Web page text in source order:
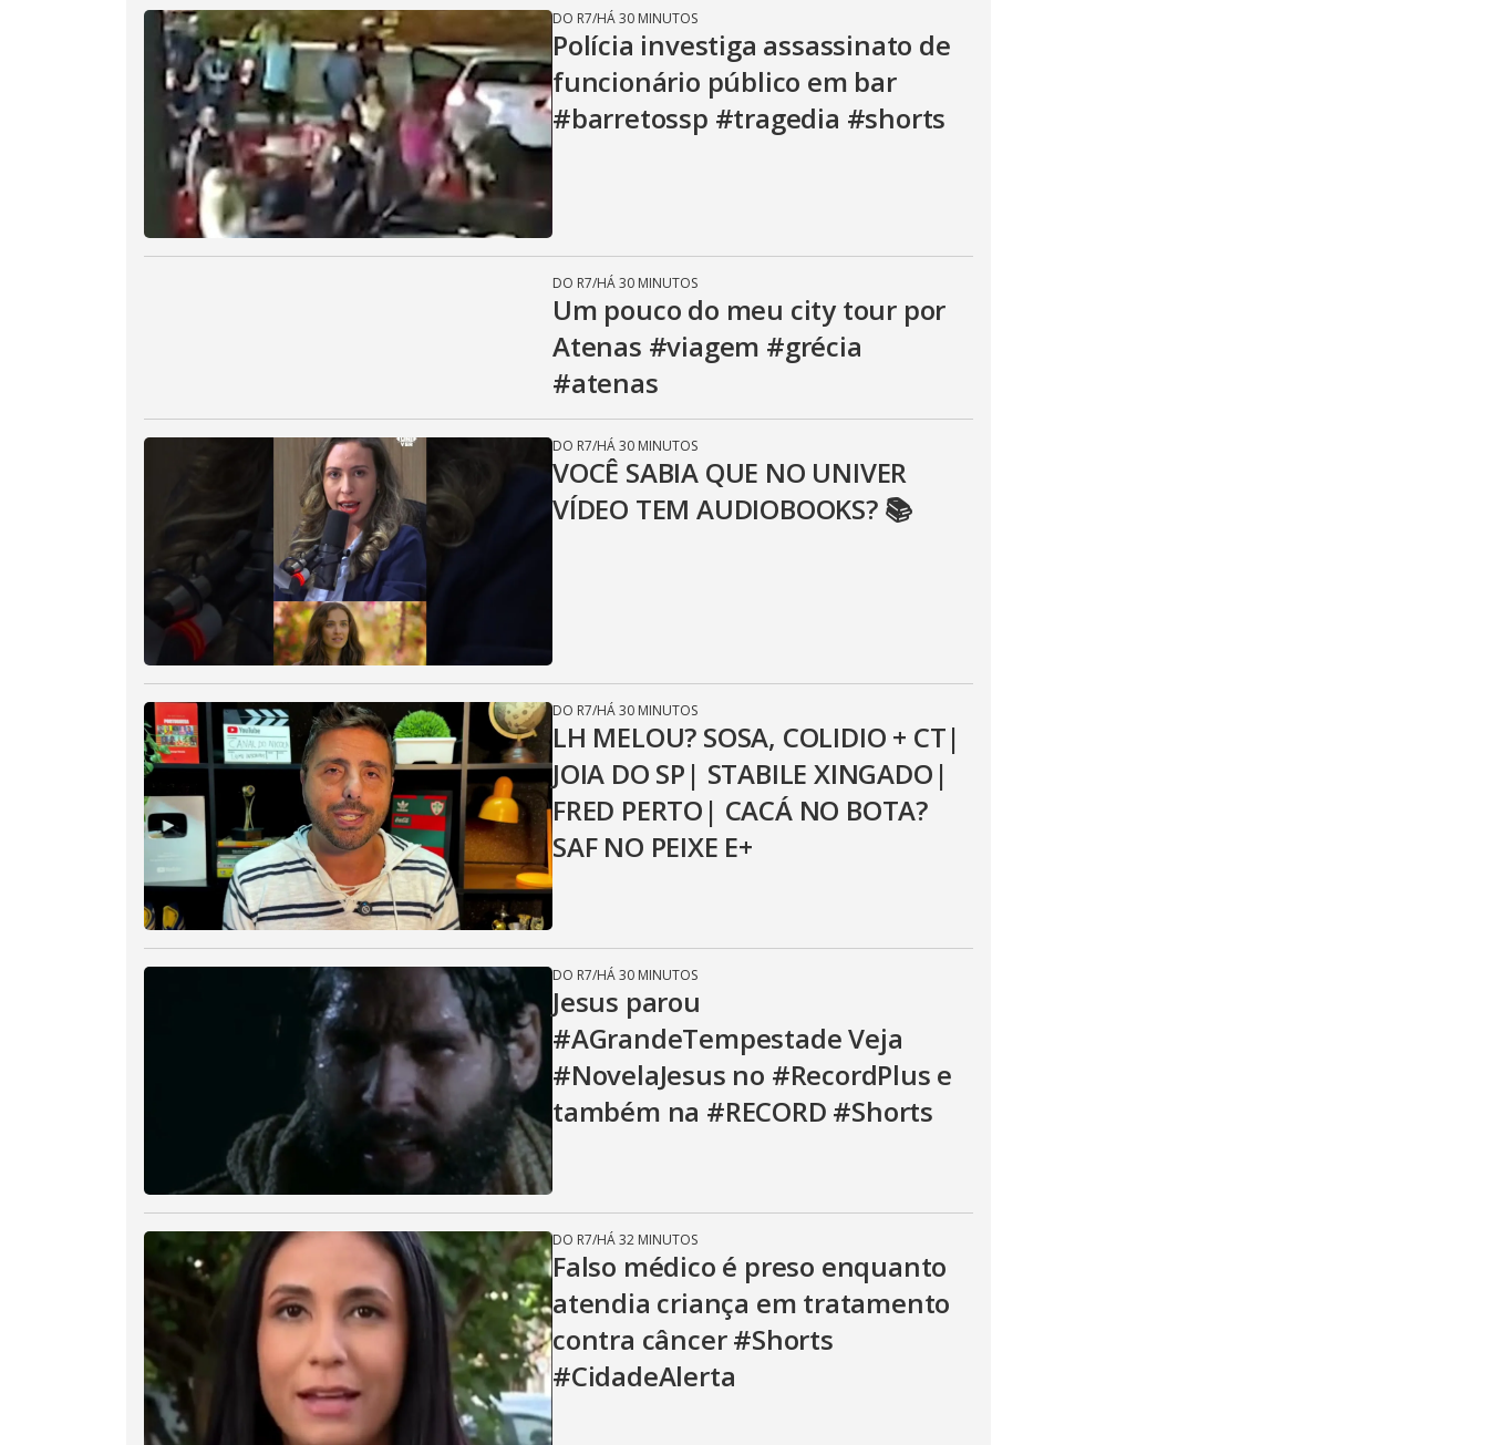
DO R7/HÁ 30 MINUTOS
Polícia investiga assassinato de
funcionário público em bar
#barretossp #tragedia #shorts
DO R7/HÁ 30 MINUTOS
Um pouco do meu city tour por
Atenas #viagem #grécia
#atenas
DO R7/HÁ 30 MINUTOS
VOCÊ SABIA QUE NO UNIVER
VÍDEO TEM AUDIOBOOKS? 📚
DO R7/HÁ 30 MINUTOS
LH MELOU? SOSA, COLIDIO + CT|
JOIA DO SP| STABILE XINGADO|
FRED PERTO| CACÁ NO BOTA?
SAF NO PEIXE E+
DO R7/HÁ 30 MINUTOS
Jesus parou
#AGrandeTempestade Veja
#NovelaJesus no #RecordPlus e
também na #RECORD #Shorts
DO R7/HÁ 32 MINUTOS
Falso médico é preso enquanto
atendia criança em tratamento
contra câncer #Shorts
#CidadeAlerta